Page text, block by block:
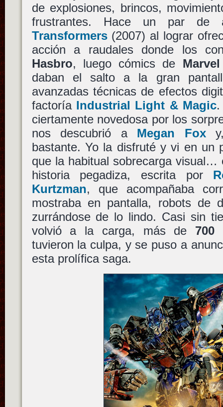
de explosiones, brincos,
frustrantes. Hace un par de
Transformers(2007) al lograr
acción a raudales donde los
Hasbro, luego cómics de Marvel
daban el salto a la gran
avanzadas técnicas de efectos
factoría Industrial Light & Magic
ciertamente novedosa por los
nos descubrió a Megan Foxy,
bastante. Yo la disfruté y vi en un
que la habitual sobrecarga visual…
historia pegadiza, escrita por
Kurtzman, que acompañaba
mostraba en pantalla, robots de
zurrándose de lo lindo. Casi sin
volvió a la carga, más de 700
tuvieron la culpa, y se puso a
esta prolífica saga.